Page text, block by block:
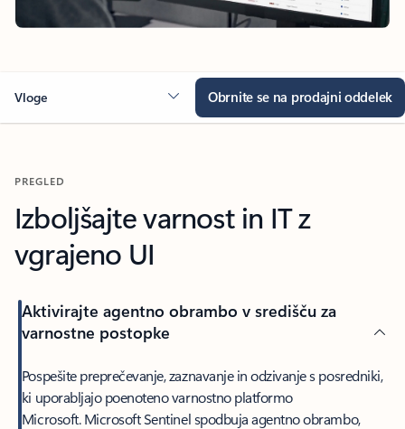
Vloge Obrnite se na prodajni oddelek
PREGLED
Izboljšajte varnost in IT z
vgrajeno UI
Aktivirajte agentno obrambo v središču za
varnostne postopke
Pospešite preprečevanje, zaznavanje in odzivanje s posredniki,
ki uporabljajo poenoteno varnostno platformo
Microsoft. Microsoft Sentinel spodbuja agentno obrambo,